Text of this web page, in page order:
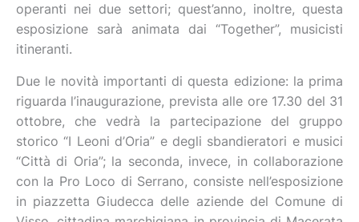
operanti nei due settori; quest’anno, inoltre, questa
esposizione sarà animata dai “Together”, musicisti
itineranti.
Due le novità importanti di questa edizione: la prima
riguarda l’inaugurazione, prevista alle ore 17.30 del 31
ottobre, che vedrà la partecipazione del gruppo
storico “I Leoni d’Oria” e degli sbandieratori e musici
“Città di Oria”; la seconda, invece, in collaborazione
con la Pro Loco di Serrano, consiste nell’esposizione
in piazzetta Giudecca delle aziende del Comune di